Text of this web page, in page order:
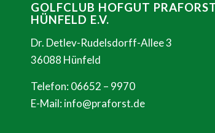
GOLFCLUB HOFGUT
HÜNFELD E.V.
Dr. Detlev-Rudelsdorff-Allee 3
36088 Hünfeld
Telefon:06652 – 9970
E-Mail:info@praforst.de